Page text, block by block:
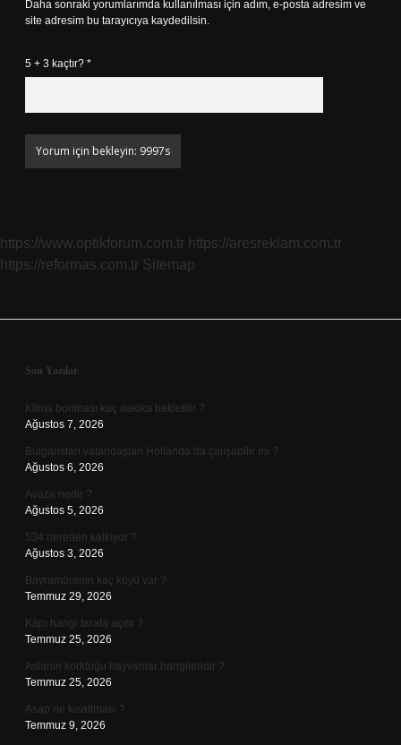
Daha sonraki yorumlarımda kullanılması için adım, e-posta adresim ve
site adresim bu tarayıcıya kaydedilsin.
5 + 3 kaçtır? *
https://www.optikforum.com.tr https://aresreklam.com.tr
https://reformas.com.tr Sitemap
Sidebar
Son Yazılar
Klima bombası kaç dakika bekletilir ?
Ağustos 7, 2026
Bulgaristan vatandaşları Hollanda’da çalışabilir mi ?
Ağustos 6, 2026
Avaza nedir ?
Ağustos 5, 2026
534 nereden kalkıyor ?
Ağustos 3, 2026
Bayramörenin kaç köyü var ?
Temmuz 29, 2026
Kapı hangi tarafa açılır ?
Temmuz 25, 2026
Aslanın korktuğu hayvanlar hangileridir ?
Temmuz 25, 2026
Asap ne kısaltması ?
Temmuz 9, 2026